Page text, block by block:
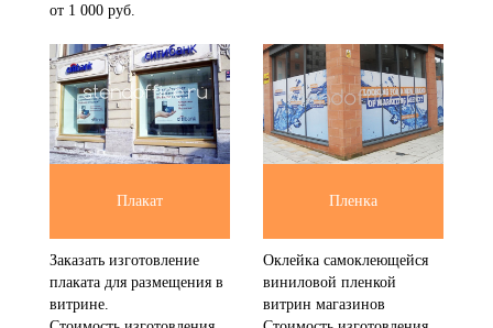
от 1 000 руб.
Плакат
Заказать изготовление
плаката для размещения в
витрине.
Пленка
Оклейка самоклеющейся
виниловой пленкой
витрин магазинов